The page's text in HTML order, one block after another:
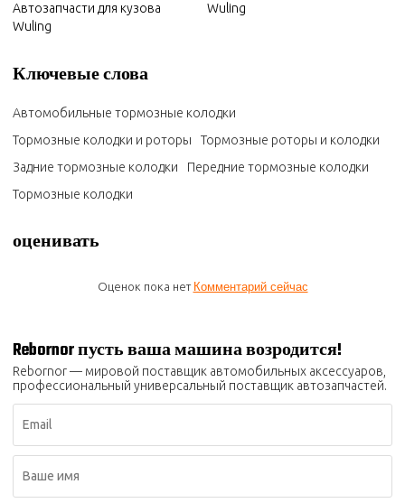
Автозапчасти для кузова
Wuling
Wuling
Ключевые слова
Автомобильные тормозные колодки
Тормозные колодки и роторы
Тормозные роторы и колодки
Задние тормозные колодки
Передние тормозные колодки
Тормозные колодки
оценивать
Оценок пока нет Комментарий сейчас
Rebornor пусть ваша машина возродится!
Rebornor — мировой поставщик автомобильных аксессуаров,
профессиональный универсальный поставщик автозапчастей.